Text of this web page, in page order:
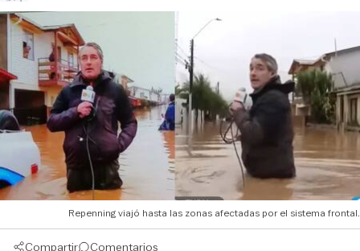
Repenning viajó hasta las zonas afectadas por el sistema frontal.
Compartir Comentarios